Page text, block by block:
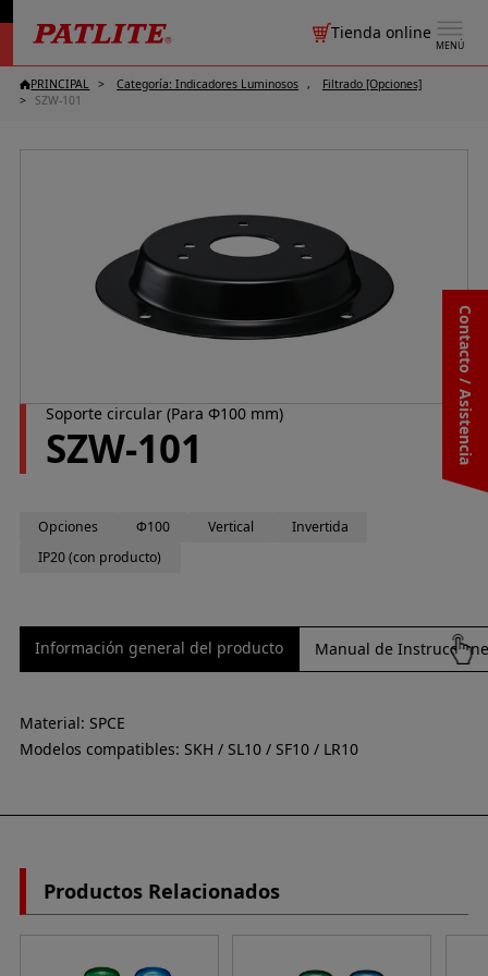
MENÚ
Tienda online
Contacto / Asistencia
PRINCIPAL Categoría: Indicadores Luminosos
Filtrado [Opciones]
SZW-101
Soporte circular (Para Φ100 mm)
SZW-101
Opciones Φ100 Vertical
Invertida
IP20 (con producto)
Información general del producto Manual de
Material: SPCE
Modelos compatibles: SKH / SL10 / SF10 / LR10
Productos Relacionados